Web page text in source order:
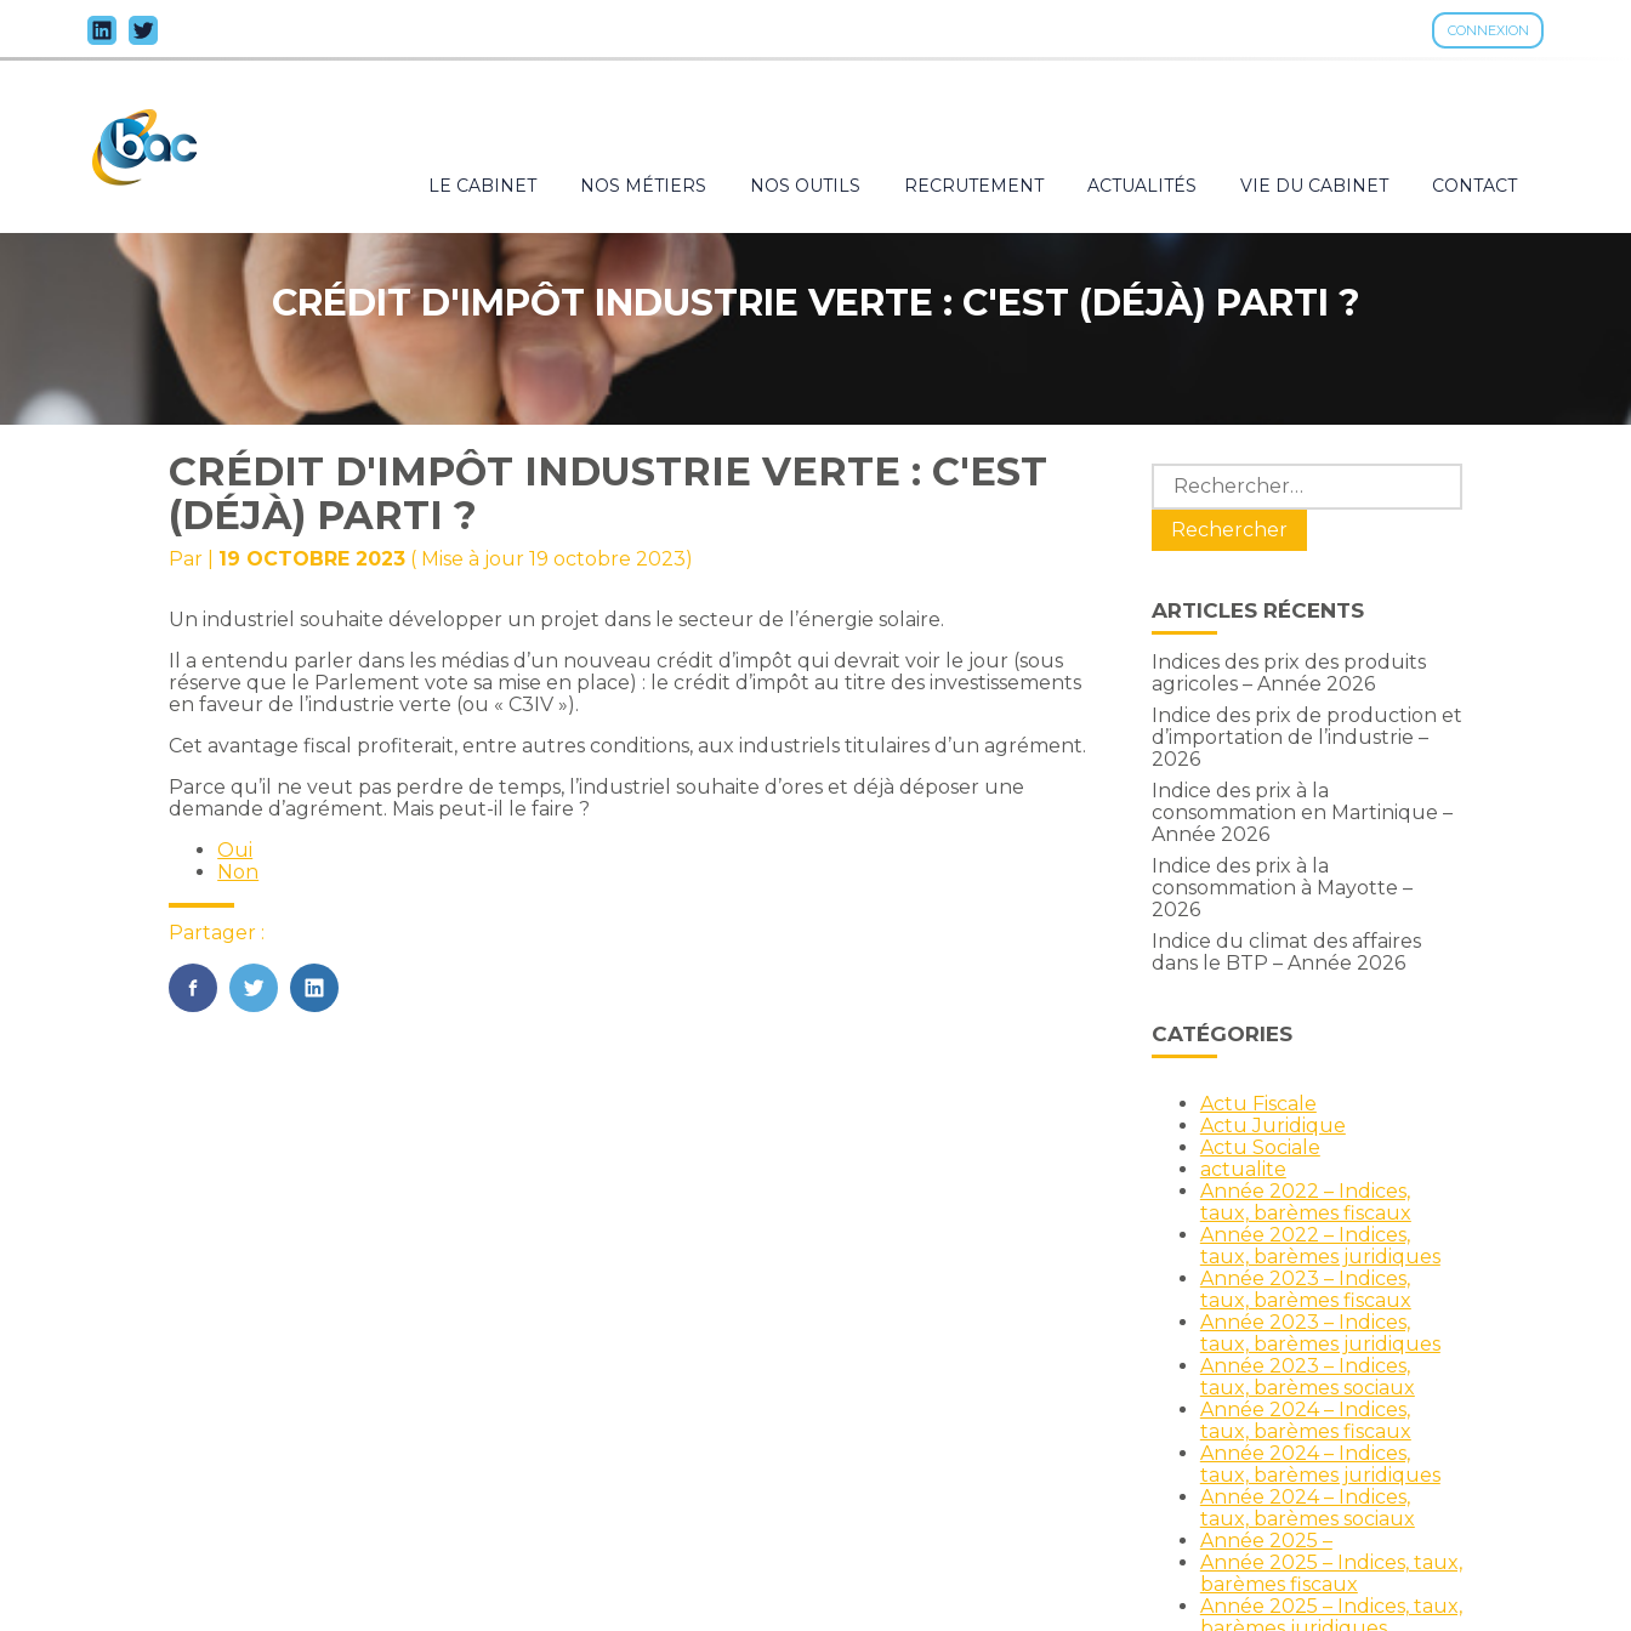
CONNEXION
au
contenu
Principal
LE CABINET NOS MÉTIERS NOS OUTILS RECRUTEMENT ACTUALITÉS VIE DU CABINET CONTACT
CRÉDIT D'IMPÔT INDUSTRIE VERTE : C'EST (DÉJÀ) PARTI ?
CRÉDIT D'IMPÔT INDUSTRIE VERTE : C'EST
(DÉJÀ) PARTI ?
Par 19 OCTOBRE 2023 ( Mise à jour 19 octobre 2023)
Un industriel souhaite développer un projet dans le secteur de l’énergie solaire.
Il a entendu parler dans les médias d’un nouveau crédit d’impôt qui devrait voir le jour (sous
réserve que le Parlement vote sa mise en place) : le crédit d’impôt au titre des investissements
en faveur de l’industrie verte (ou « C3IV »).
Cet avantage fiscal profiterait, entre autres conditions, aux industriels titulaires d’un agrément.
Parce qu’il ne veut pas perdre de temps, l’industriel souhaite d’ores et déjà déposer une
demande d’agrément. Mais peut-il le faire ?
Oui
Non
Partager :
FaceBook
TwitterLinkedIn
Blog
sidebar
Rechercher :
ARTICLES RÉCENTS
Indices des prix des produits
agricoles – Année 2026
Indice des prix de production et
d’importation de l’industrie –
2026
Indice des prix à la
consommation en Martinique –
Année 2026
Indice des prix à la
consommation à Mayotte –
2026
Indice du climat des affaires
dans le BTP – Année 2026
CATÉGORIES
Actu Fiscale
Actu Juridique
Actu Sociale
actualite
Année 2022 – Indices,
taux, barèmes fiscaux
Année 2022 – Indices,
taux, barèmes juridiques
Année 2023 – Indices,
taux, barèmes fiscaux
Année 2023 – Indices,
taux, barèmes juridiques
Année 2023 – Indices,
taux, barèmes sociaux
Année 2024 – Indices,
taux, barèmes fiscaux
Année 2024 – Indices,
taux, barèmes juridiques
Année 2024 – Indices,
taux, barèmes sociaux
Année 2025 –
Année 2025 – Indices, taux,
barèmes fiscaux
Année 2025 – Indices, taux,